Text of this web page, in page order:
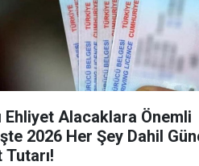
Ehliyet Alacaklara Önemli
2026 Her Şey Dahil